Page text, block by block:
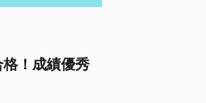
！成績優秀